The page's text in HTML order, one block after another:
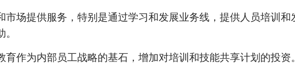
市场提供服务，特别是通过学习和发展业务线，提供人员培训和
育作为内部员工战略的基石，增加对培训和技能共享计划的投资。